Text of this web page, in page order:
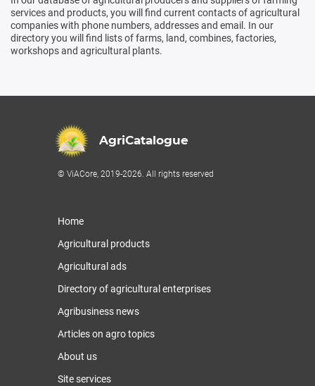
services and products, you will find current contacts of agricultural
companies with phone numbers, addresses and email. In our
directory you will find lists of farms, land, combines, factories,
workshops and agricultural plants.
AgriCatalogue
© ViACore, 2019-2026. All rights reserved
Home
Agricultural products
Agricultural ads
Directory of agricultural enterprises
Agribusiness news
Articles on agro topics
About us
Site services